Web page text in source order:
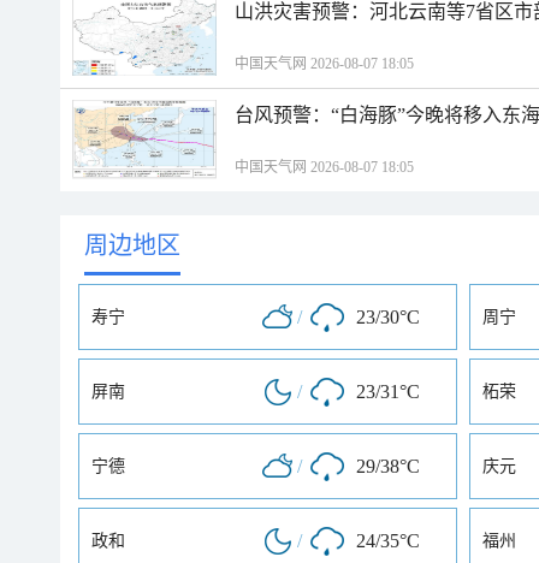
山洪灾害预警：河北云南等7省区
中国天气网 2026-08-07 18:05
台风预警：“白海豚”今晚将移入东
中国天气网 2026-08-07 18:05
周边地区
寿宁 / 23/30°C 周宁
屏南 / 23/31°C 柘荣
宁德 / 29/38°C 庆元
政和 / 24/35°C 福州